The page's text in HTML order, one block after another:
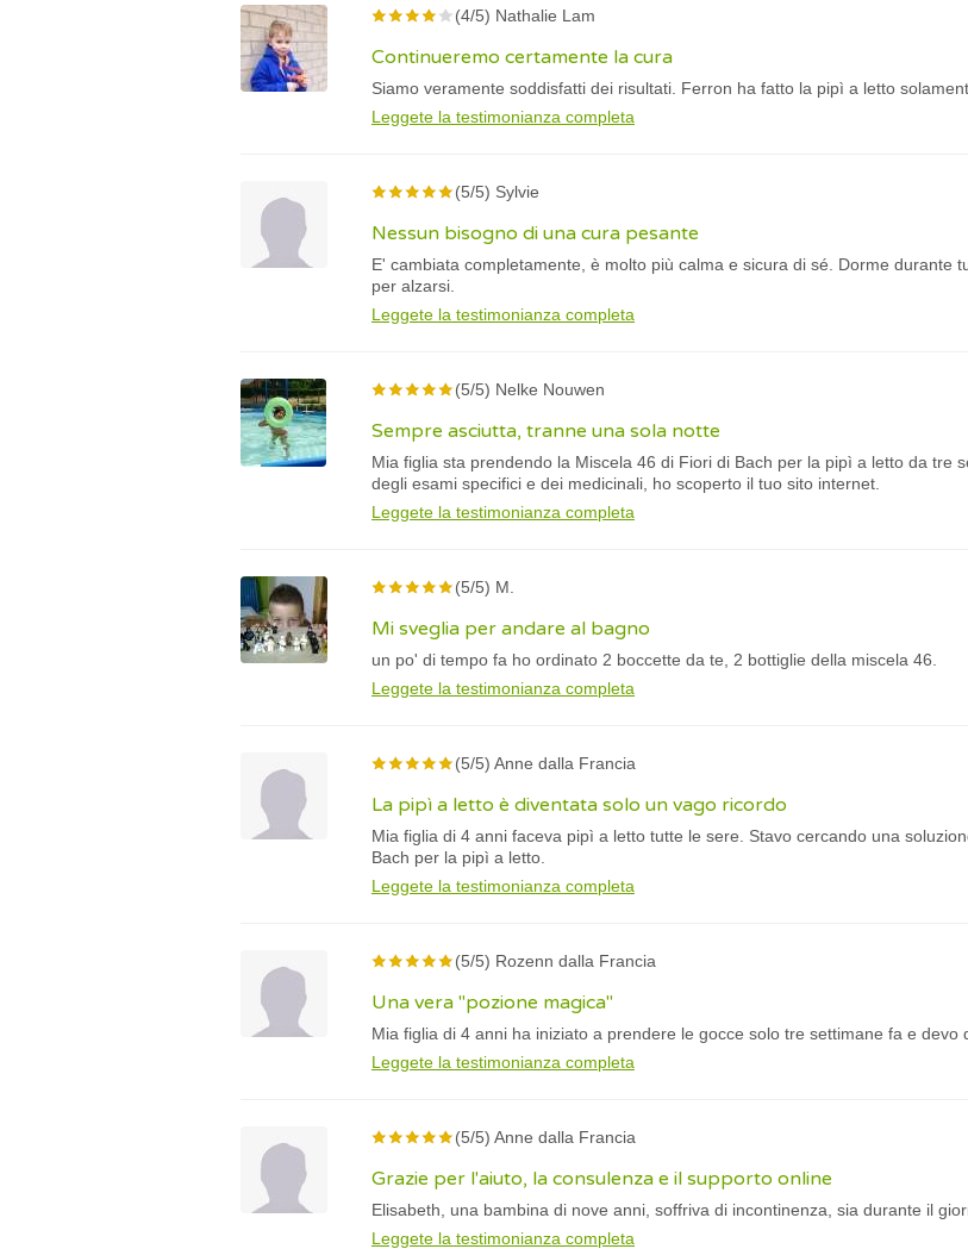
(4/5) Nathalie Lam
Continueremo certamente la cura
Siamo veramente soddisfatti dei risultati. Ferron ha fatto la pipì a letto
Leggete la testimonianza completa
(5/5) Sylvie
Nessun bisogno di una cura pesante
E' cambiata completamente, è molto più calma e sicura di sé. Dorme durante
per alzarsi.
Leggete la testimonianza completa
(5/5) Nelke Nouwen
Sempre asciutta, tranne una sola notte
Mia figlia sta prendendo la Miscela 46 di Fiori di Bach per la pipì a letto da tre
degli esami specifici e dei medicinali, ho scoperto il tuo sito internet.
Leggete la testimonianza completa
(5/5) M.
Mi sveglia per andare al bagno
un po' di tempo fa ho ordinato 2 boccette da te, 2 bottiglie della miscela 46.
Leggete la testimonianza completa
(5/5) Anne dalla Francia
La pipì a letto è diventata solo un vago ricordo
Mia figlia di 4 anni faceva pipì a letto tutte le sere. Stavo cercando una
Bach per la pipì a letto.
Leggete la testimonianza completa
(5/5) Rozenn dalla Francia
Una vera "pozione magica"
Mia figlia di 4 anni ha iniziato a prendere le gocce solo tre settimane fa e devo
Leggete la testimonianza completa
(5/5) Anne dalla Francia
Grazie per l'aiuto, la consulenza e il supporto online
Elisabeth, una bambina di nove anni, soffriva di incontinenza, sia durante il
Leggete la testimonianza completa